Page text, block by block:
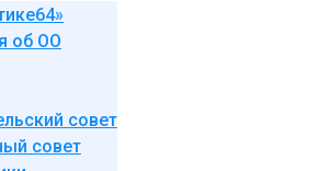
об ОО
совет
совет